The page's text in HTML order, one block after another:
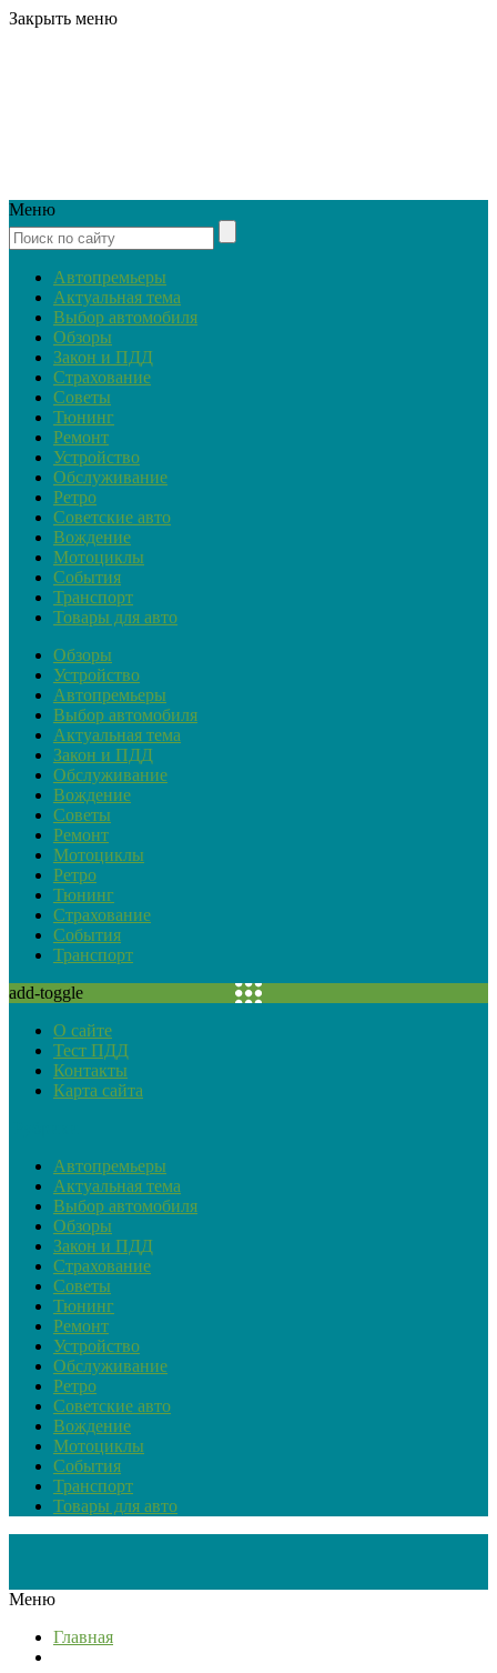
Закрыть меню
Меню
Автопремьеры
Актуальная тема
Выбор автомобиля
Обзоры
Закон и ПДД
Страхование
Советы
Тюнинг
Ремонт
Устройство
Обслуживание
Ретро
Советские авто
Вождение
Мотоциклы
События
Транспорт
Товары для авто
Обзоры
Устройство
Автопремьеры
Выбор автомобиля
Актуальная тема
Закон и ПДД
Обслуживание
Вождение
Советы
Ремонт
Мотоциклы
Ретро
Тюнинг
Страхование
События
Транспорт
add-toggle
О сайте
Тест ПДД
Контакты
Карта сайта
Автопремьеры
Актуальная тема
Выбор автомобиля
Обзоры
Закон и ПДД
Страхование
Советы
Тюнинг
Ремонт
Устройство
Обслуживание
Ретро
Советские авто
Вождение
Мотоциклы
События
Транспорт
Товары для авто
Меню
Главная